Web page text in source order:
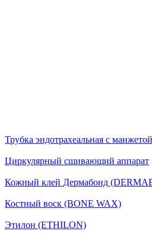
Трубка эндотрахеальная с
Циркулярный сшивающий аппарат
Кожный клей Дермабонд
Костный воск (BONE WAX)
Этилон (ETHILON)